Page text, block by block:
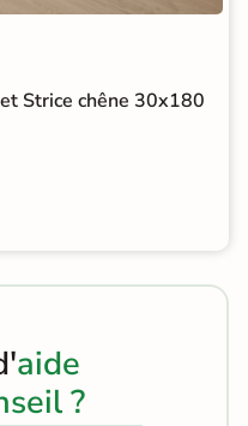
Strice chêne 30x180
aide
?